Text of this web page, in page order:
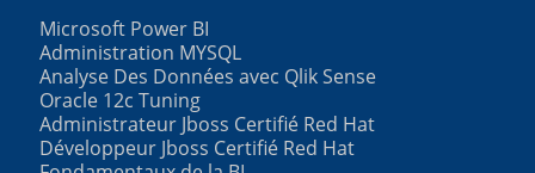
Microsoft Power BI
Administration MYSQL
Analyse Des Données avec Qlik Sense
Oracle 12c Tuning
Administrateur Jboss Certifié Red Hat
Développeur Jboss Certifié Red Hat